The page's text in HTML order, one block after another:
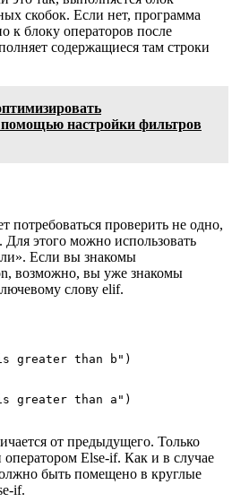
скобок. Если нет, программа
к блоку операторов после
содержащиеся там строки
помощью настройки фильтров
потребоваться проверить не одно,
Для этого можно использовать
Если вы знакомы
возможно, вы уже знакомы
слову elif.
от предыдущего. Только
Else-if. Как и в случае
быть помещено в круглые
if.